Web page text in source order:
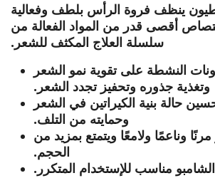
ينظف فروة الرأس بلطف وفعالية
أقصى قدر من المواد الفعالة من
سلسلة العلاج المكثف للشعر.
النشطة على تقوية نمو الشعر
وتغذية جذوره وتحفيز تجدد الشعر.
حالة بنية الكيراتين في الشعر
وحمايته من التلف.
وناعمًا ولامعًا ويتمتع بمزيد من
الحجم.
الشامبو مناسب للإستخدام المتكرر.